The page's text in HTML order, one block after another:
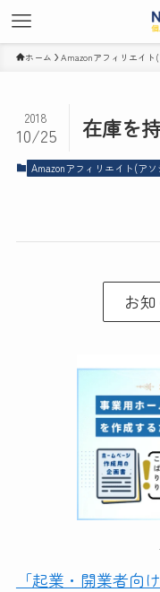
ホーム Amazonアフィリエイト
在庫を
2018
10/25
Amazonアフィリエイト(ア
お
「起業・開業者向